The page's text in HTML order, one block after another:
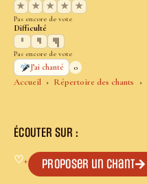
Accueil Répertoire des chants
★
★ ★ ★ ★
Pas encore de vote
Difficulté
Pas encore de vote
J’ai chanté
0
ÉCOUTER SUR :
♡+ Proposer un chant